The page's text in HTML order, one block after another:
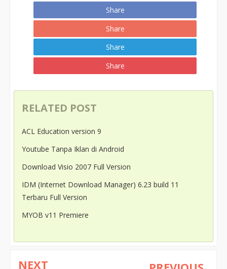
Share
Share
Share
Share
RELATED POST
ACL Education version 9
Youtube Tanpa Iklan di Android
Download Visio 2007 Full Version
IDM (Internet Download Manager) 6.23 build 11
Terbaru Full Version
MYOB v11 Premiere
NEXT